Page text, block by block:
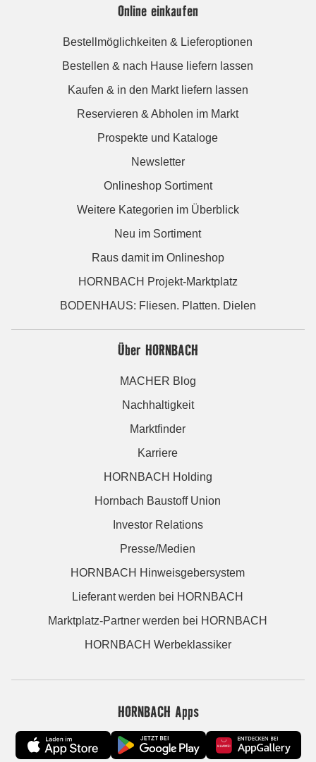
Online einkaufen
Bestellmöglichkeiten & Lieferoptionen
Bestellen & nach Hause liefern lassen
Kaufen & in den Markt liefern lassen
Reservieren & Abholen im Markt
Prospekte und Kataloge
Newsletter
Onlineshop Sortiment
Weitere Kategorien im Überblick
Neu im Sortiment
Raus damit im Onlineshop
HORNBACH Projekt-Marktplatz
BODENHAUS: Fliesen. Platten. Dielen
Über HORNBACH
MACHER Blog
Nachhaltigkeit
Marktfinder
Karriere
HORNBACH Holding
Hornbach Baustoff Union
Investor Relations
Presse/Medien
HORNBACH Hinweisgebersystem
Lieferant werden bei HORNBACH
Marktplatz-Partner werden bei HORNBACH
HORNBACH Werbeklassiker
HORNBACH Apps